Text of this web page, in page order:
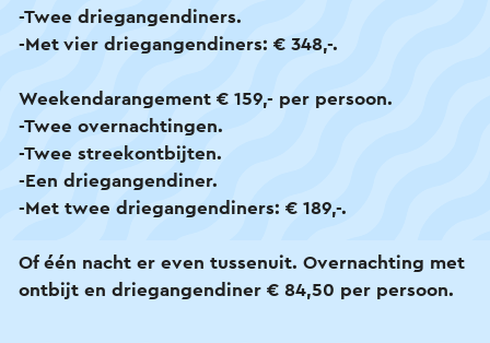
-Twee driegangendiners.
-Met vier driegangendiners: € 348,-.
Weekendarangement € 159,- per persoon.
-Twee overnachtingen.
-Twee streekontbijten.
-Een driegangendiner.
-Met twee driegangendiners: € 189,-.
Of één nacht er even tussenuit. Overnachting met
ontbijt en driegangendiner € 84,50 per persoon.